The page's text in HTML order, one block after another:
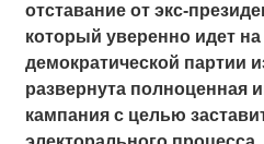
отставание от экс-
который уверенно идет
демократической партии
развернута полноценная
кампания с целью